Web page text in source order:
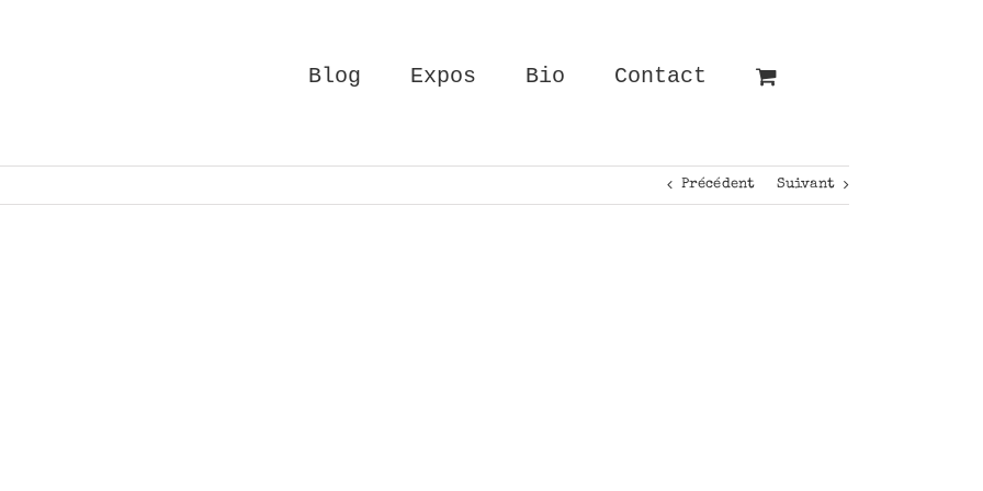
Blog Expos Bio Contact
Précédent Suivant